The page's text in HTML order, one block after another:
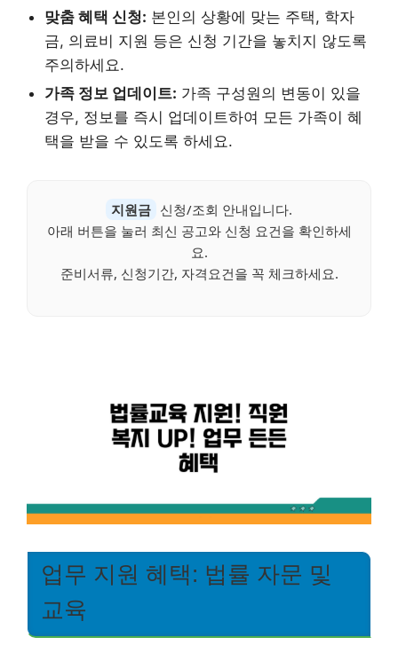
맞춤 혜택 신청: 본인의 상황에 맞는 주택, 학자
금, 의료비 지원 등은 신청 기간을 놓치지 않도록
주의하세요.
가족 정보 업데이트: 가족 구성원의 변동이 있을
경우, 정보를 즉시 업데이트하여 모든 가족이 혜
택을 받을 수 있도록 하세요.
지원금 신청/조회 안내입니다.
아래 버튼을 눌러 최신 공고와 신청 요건을 확인하세
요.
준비서류, 신청기간, 자격요건을 꼭 체크하세요.
업무 지원 혜택: 법률 자문 및
교육